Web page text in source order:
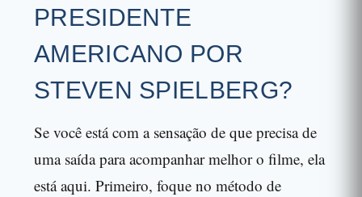
PRESIDENTE
AMERICANO POR
STEVEN SPIELBERG?
Se você está com a sensação de que precisa de
uma saída para acompanhar melhor o filme, ela
está aqui. Primeiro, foque no método de